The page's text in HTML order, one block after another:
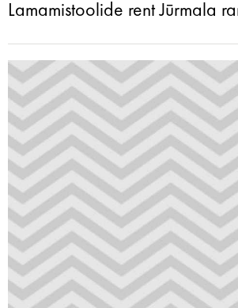
Lamamistoolide rent Jūrmala